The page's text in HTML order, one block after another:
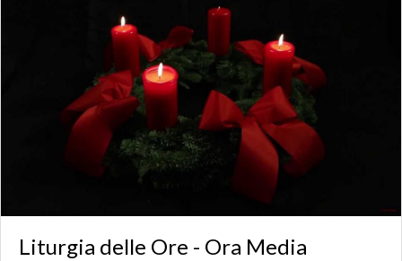
Liturgia delle Ore - Ora Media